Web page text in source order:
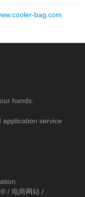
bag.com
hands.
service
/ 电商网站 /